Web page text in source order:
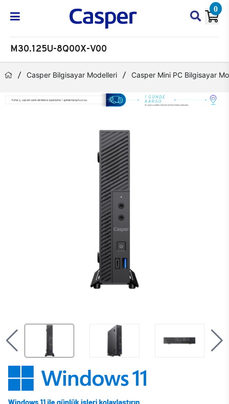
0
M30.125U-8Q00X-V00
Casper Bilgisayar Modelleri Casper Mini PC Bilgisayar